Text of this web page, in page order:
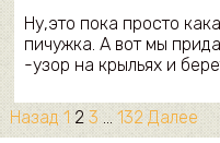
Ну,это пока просто
пичужка. А вот мы
-узор на крыльях и
Назад 1 2 3 … 132 Далее